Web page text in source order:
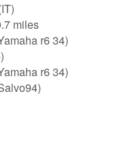
miles
r6 34)
r6 34)